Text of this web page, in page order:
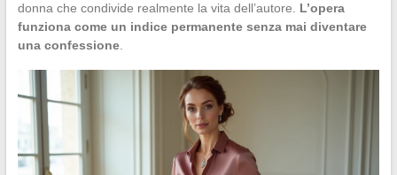
donna che condivide realmente la vita dell’autore. L’opera
funziona come un indice permanente senza mai diventare
una confessione.